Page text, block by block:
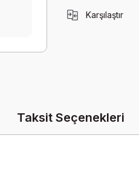
Karşılaştır
Taksit Seçenekleri